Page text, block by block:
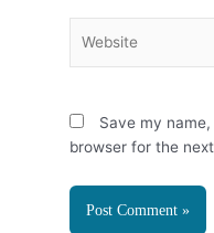
Save my
browser for the